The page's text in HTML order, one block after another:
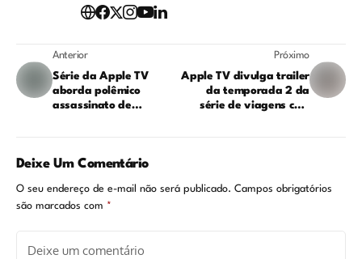
Anterior
Série da Apple TV
aborda polêmico
assassinato de
Próximo
Apple TV divulga trailer
da temporada 2 da
série de viagens com
Deixe Um Comentário
O seu endereço de e-mail não será publicado. Campos obrigatórios
são marcados com *